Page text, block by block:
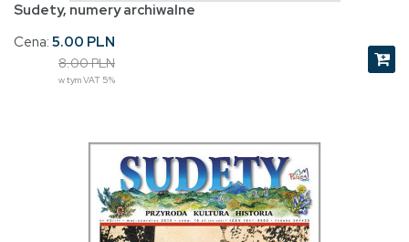
Sudety, numery archiwalne
Cena: 5.00 PLN
8.00 PLN
w tym VAT 5%